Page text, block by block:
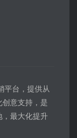
平台，提供从
意支持，是
，最大化提升